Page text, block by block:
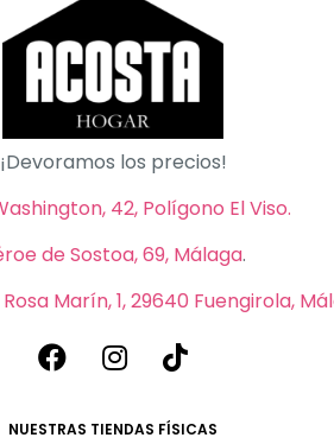
¡Devoramos los precios!
42, Polígono El Viso.
de Sostoa, 69, Málaga.
Marín, 1, 29640 Fuengirola,
NUESTRAS TIENDAS FÍSICAS